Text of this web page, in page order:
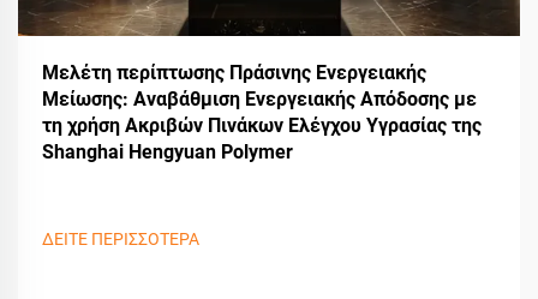
Μελέτη περίπτωσης Πράσινης Ενεργειακής
Μείωσης: Αναβάθμιση Ενεργειακής Απόδοσης με
τη χρήση Ακριβών Πινάκων Ελέγχου Υγρασίας της
Shanghai Hengyuan Polymer
ΔΕΙΤΕ ΠΕΡΙΣΣΟΤΕΡΑ